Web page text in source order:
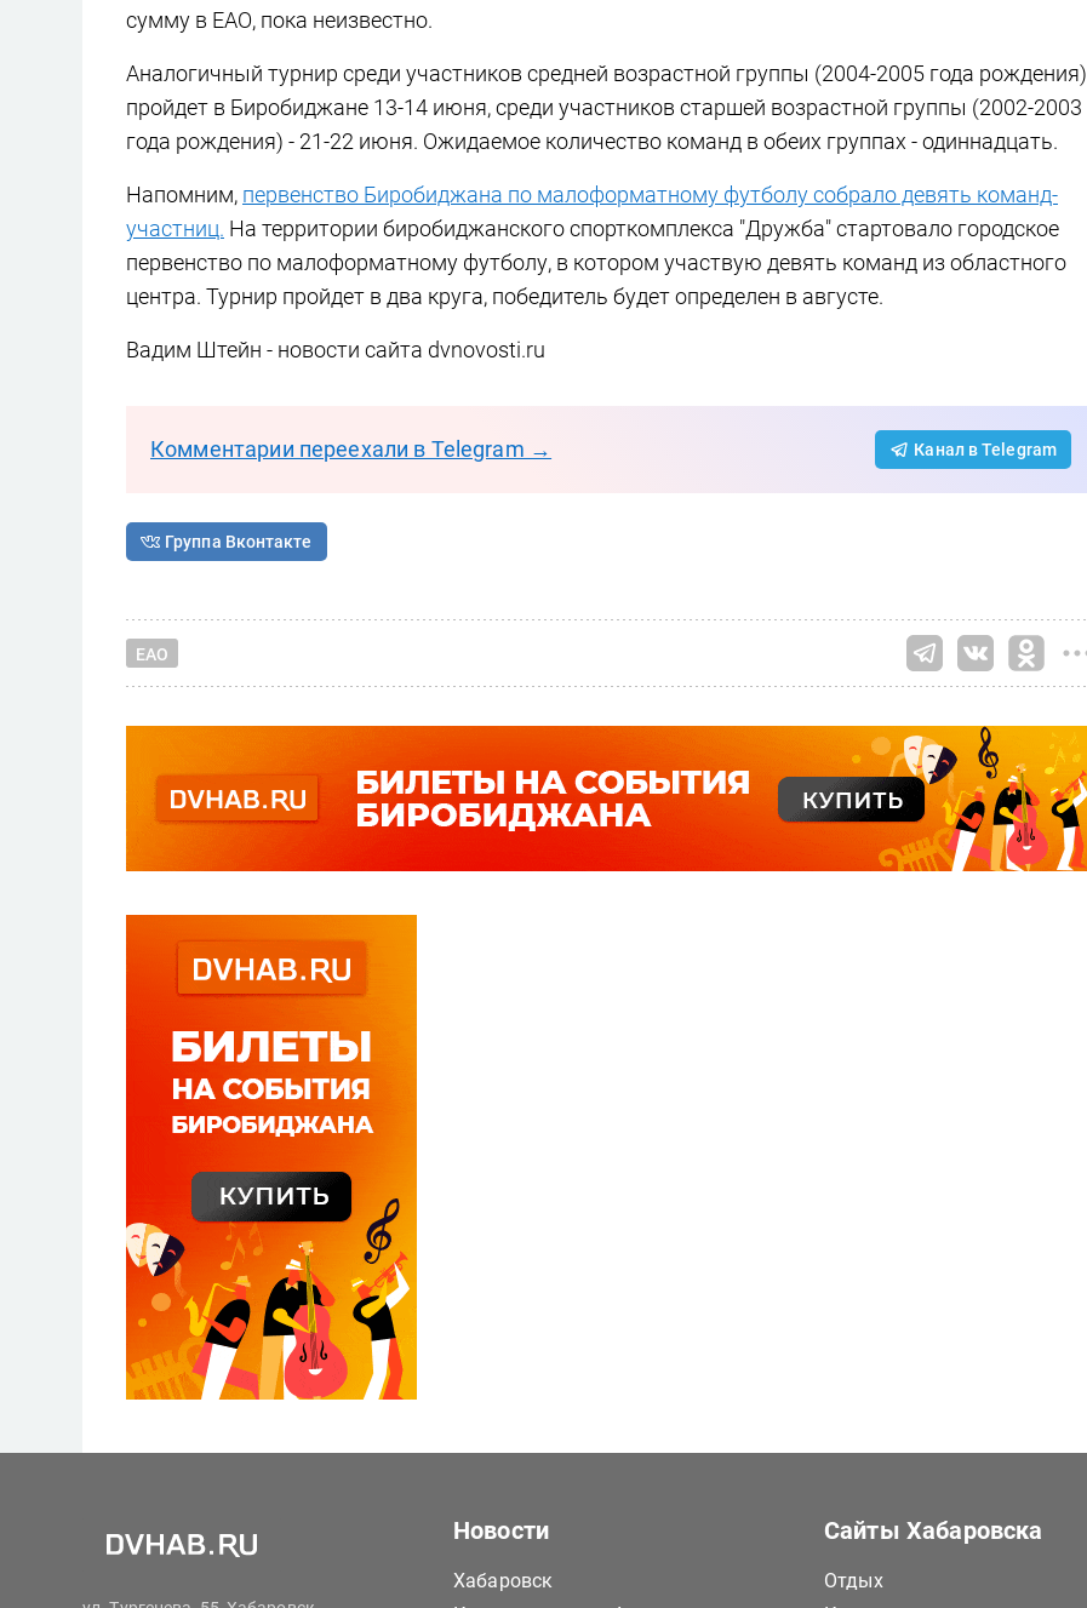
сумму в ЕАО, пока неизвестно.
Аналогичный турнир среди участников средней возрастной группы (2004-2005 года рождения)
пройдет в Биробиджане 13-14 июня, среди участников старшей возрастной группы (2002-2003
года рождения) - 21-22 июня. Ожидаемое количество команд в обеих группах - одиннадцать.
Напомним, первенство Биробиджана по малоформатному футболу собрало девять команд-
участниц. На территории биробиджанского спорткомплекса "Дружба" стартовало городское
первенство по малоформатному футболу, в котором участвую девять команд из областного
центра. Турнир пройдет в два круга, победитель будет определен в августе.
Вадим Штейн - новости сайта dvnovosti.ru
Комментарии переехали в Telegram → Канал в Telegram
Группа Вконтакте
ЕАО
Новости
Хабаровск
Сайты Хабаровска
Отдых